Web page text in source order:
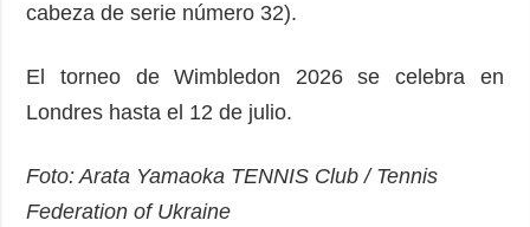
cabeza de serie número 32).
El torneo de Wimbledon 2026 se celebra en
Londres hasta el 12 de julio.
Foto: Arata Yamaoka TENNIS Club / Tennis
Federation of Ukraine